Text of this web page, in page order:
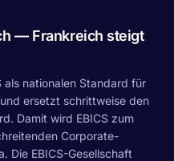
— Frankreich steigt
als nationalen Standard für
ersetzt schrittweise den
Damit wird EBICS zum
Corporate-
Die EBICS-Gesellschaft